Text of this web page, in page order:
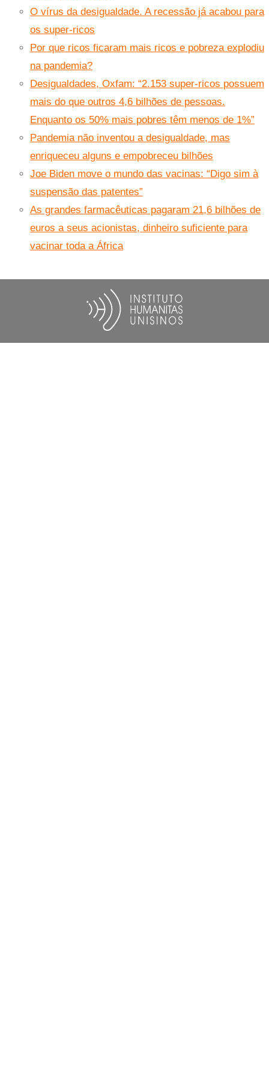
O vírus da desigualdade. A recessão já acabou para
os super-ricos
Por que ricos ficaram mais ricos e pobreza explodiu
na pandemia?
Desigualdades, Oxfam: “2.153 super-ricos possuem
mais do que outros 4,6 bilhões de pessoas.
Enquanto os 50% mais pobres têm menos de 1%”
Pandemia não inventou a desigualdade, mas
enriqueceu alguns e empobreceu bilhões
Joe Biden move o mundo das vacinas: “Digo sim à
suspensão das patentes”
As grandes farmacêuticas pagaram 21,6 bilhões de
euros a seus acionistas, dinheiro suficiente para
vacinar toda a África